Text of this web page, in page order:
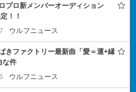
プロ新メンバーオーディション
！！
ウルフニュース
きファクトリー最新曲「愛＝運+縁
な件
ウルフニュース